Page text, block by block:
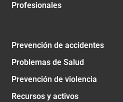
Profesionales
Prevención de accidentes
Problemas de Salud
Prevención de violencia
Recursos y activos